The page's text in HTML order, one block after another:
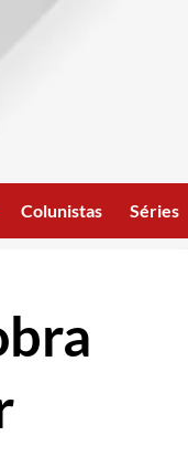
Colunistas Séries